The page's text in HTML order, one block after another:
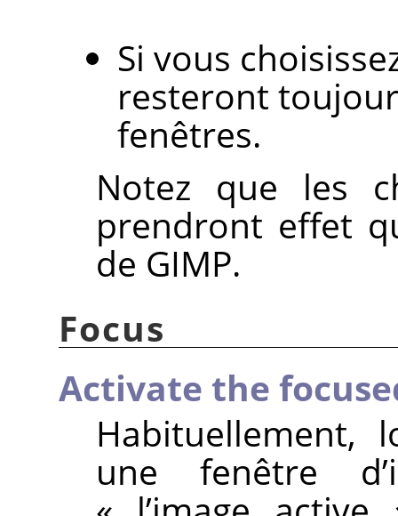
Si vous
resteront
fenêtres.
Notez que les
prendront effet
de GIMP.
Focus
Activate the
Habituellement,
une fenêtre